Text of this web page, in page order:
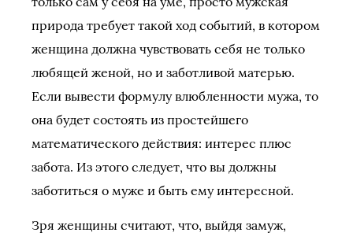
природа требует такой ход событий, в котором
женщина должна чувствовать себя не только
любящей женой, но и заботливой матерью.
Если вывести формулу влюбленности мужа, то
она будет состоять из простейшего
математического действия: интерес плюс
забота. Из этого следует, что вы должны
заботиться о муже и быть ему интересной.
Зря женщины считают, что, выйдя замуж,